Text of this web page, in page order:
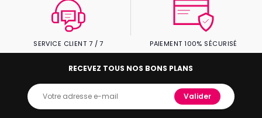
SERVICE CLIENT 7 / 7 PAIEMENT 100% SÉCURISÉ
RECEVEZ TOUS NOS BONS PLANS
Valider